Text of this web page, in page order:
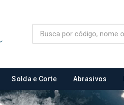
Solda e Corte Abrasivos